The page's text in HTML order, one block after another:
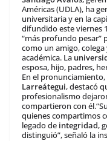
Américas (UDLA), ha
universitaria y en la
difundido este viernes
“más profundo pesar”
como un amigo,
académica. La
esposa, hijo, padres,
En el
Larreátegui, destacó
profesionalismo
compartieron con
quienes compartimos
legado de integridad,
distinguió”, señaló la